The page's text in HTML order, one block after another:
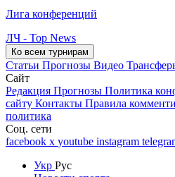
Лига конференций
ЛЧ - Top News
Ко всем турнирам
Статьи Прогнозы Видео
Сайт
Редакция Прогнозы Политика
сайту Контакты Правила
политика
Соц. сети
facebook x youtube instagram
Укр Рус